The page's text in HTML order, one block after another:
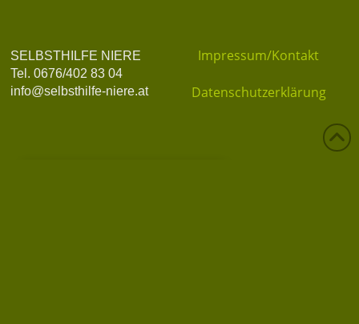
SELBSTHILFE NIERE
Tel. 0676/402 83 04
info@selbsthilfe-niere.at
Impressum/Kontakt
Datenschutzerklärung